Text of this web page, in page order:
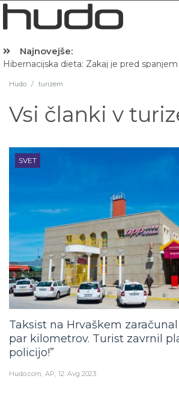
Najnovejše:
Hibernacijska dieta: Zakaj je pred
Hudo / turizem
Vsi članki v
SVET
Taksist na Hrvaškem zaračunal
par kilometrov. Turist zavrnil
policijo!”
Hudo.com AP 12. Avg 2023